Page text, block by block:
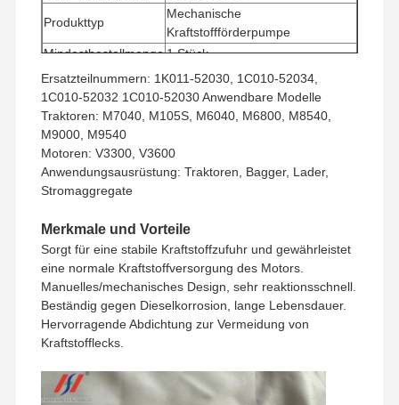
Produkttyp
Mechanische
Kraftstoffförderpumpe
Mindestbestellmenge1 Stück
Zahlungsmethode
Western Union, T/T
Versandart
UPS/DHL/EMS/TNT/FedEx
Ersatzteilnummern: 1K011-52030, 1C010-52034,
1C010-52032 1C010-52030 Anwendbare Modelle
Traktoren: M7040, M105S, M6040, M6800, M8540,
M9000, M9540
Motoren: V3300, V3600
Anwendungsausrüstung: Traktoren, Bagger, Lader,
Stromaggregate
Merkmale und Vorteile
Sorgt für eine stabile Kraftstoffzufuhr und gewährleistet
eine normale Kraftstoffversorgung des Motors.
Manuelles/mechanisches Design, sehr reaktionsschnell.
Beständig gegen Dieselkorrosion, lange Lebensdauer.
Hervorragende Abdichtung zur Vermeidung von
Kraftstofflecks.